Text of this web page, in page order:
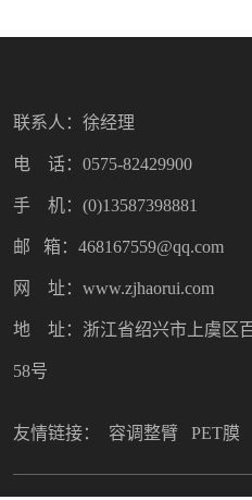
联系人：徐经理
电 话：0575-82429900
手 机：(0)13587398881
邮 箱：468167559@qq.com
网 址：www.zjhaorui.com
地 址：浙江省绍兴市上虞区
58号
友情链接： 容调整臂 PET膜